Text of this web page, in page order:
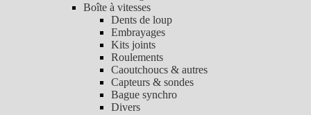
Boîte à vitesses
Dents de loup
Embrayages
Kits joints
Roulements
Caoutchoucs & autres
Capteurs & sondes
Bague synchro
Divers